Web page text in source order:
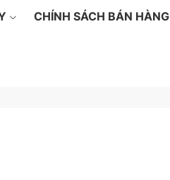
CHÍNH SÁCH BÁN HÀNG